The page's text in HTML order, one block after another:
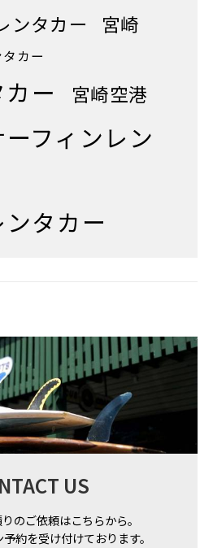
ンタカー 宮崎
カー
ー 宮崎空港
フィンレン
タカー
US
のご依頼はこちらから。
約を受け付けております。